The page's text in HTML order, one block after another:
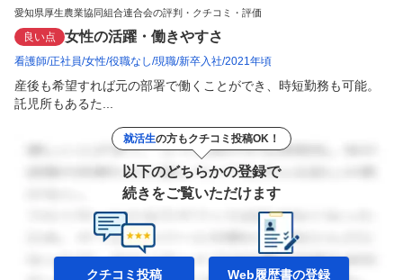
愛知県厚生農業協同組合連合会の評判・クチコミ・評価
良い点 女性の活躍・働きやすさ
看護師 正社員 女性 役職なし 現職 新卒入社 2021年頃
産後も希望すれば元の部署で働くことができ、時短勤務も可能。
託児所もあるた...
就活生の方もクチコミ投稿OK！
以下のどちらかの登録で
続きをご覧いただけます
クチコミ投稿 Web履歴書の登録